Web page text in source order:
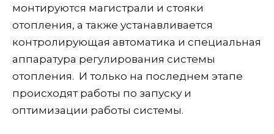
монтируются магистрали и стояки
отопления, а также устанавливается
контролирующая автоматика и специальная
аппаратура регулирования системы
отопления. И только на последнем этапе
происходят работы по запуску и
оптимизации работы системы.